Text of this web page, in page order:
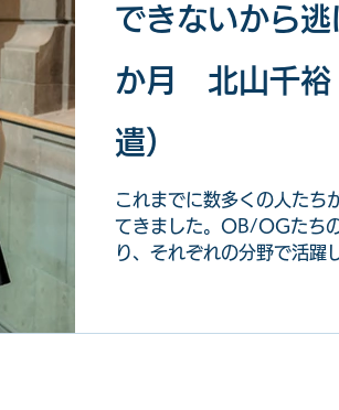
できないから
か月 北山千裕
遣）
これまでに数多くの人たち
てきました。OB/OGたち
り、それぞれの分野で活躍し、
携わっていらっしゃいます